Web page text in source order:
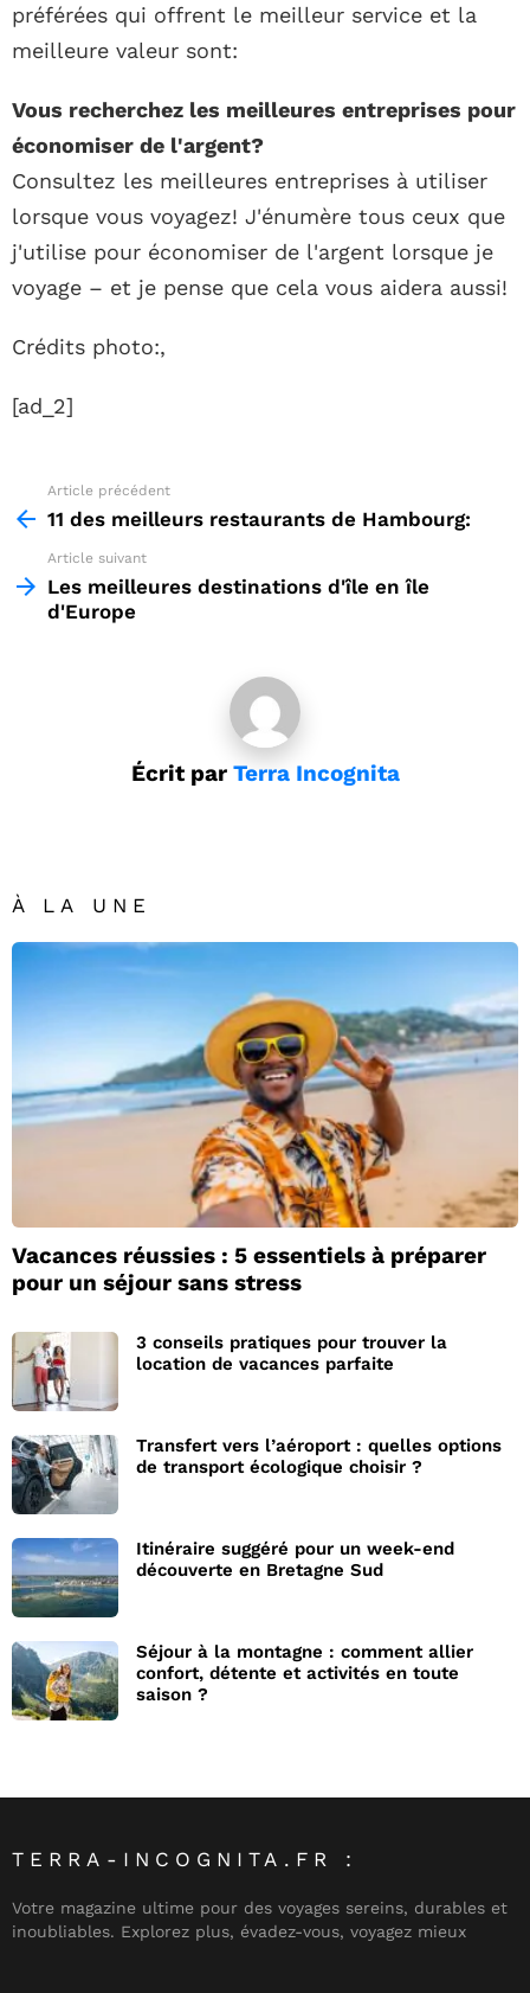
préférées qui offrent le meilleur service et la
meilleure valeur sont:
Vous recherchez les meilleures entreprises pour
économiser de l'argent?
Consultez les meilleures entreprises à utiliser
lorsque vous voyagez! J'énumère tous ceux que
j'utilise pour économiser de l'argent lorsque je
voyage – et je pense que cela vous aidera aussi!
Crédits photo:,
[ad_2]
more
Article précédent
11 des meilleurs restaurants de Hambourg:
Article suivant
Les meilleures destinations d'île en île
d'Europe
Écrit par Terra Incognita
À LA UNE
Vacances réussies : 5 essentiels à préparer
pour un séjour sans stress
3 conseils pratiques pour trouver la
location de vacances parfaite
Transfert vers l’aéroport : quelles options
de transport écologique choisir ?
Itinéraire suggéré pour un week-end
découverte en Bretagne Sud
Séjour à la montagne : comment allier
confort, détente et activités en toute
saison ?
TERRA-INCOGNITA.FR :
Votre magazine ultime pour des voyages sereins, durables et
inoubliables. Explorez plus, évadez-vous, voyagez mieux